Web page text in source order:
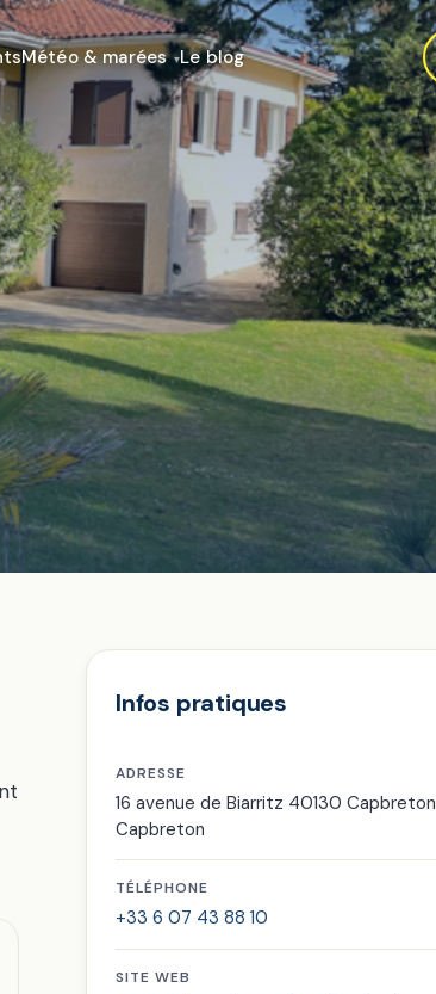
Météo & marées Le blog
Infos pratiques
ADRESSE
16 avenue de Biarritz 40130 Capbreton
Capbreton
TÉLÉPHONE
+33 6 07 43 88 10
SITE WEB